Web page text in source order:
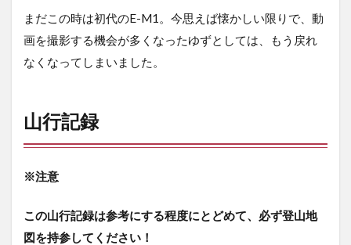
まだこの時は初代のE-M1。今思えば懐かしい限りで、動
画を撮影する機会が多くなったゆずとしては、もう戻れ
なくなってしまいました。
山行記録
※注意
この山行記録は参考にする程度にとどめて、必ず登山地
図を持参してください！